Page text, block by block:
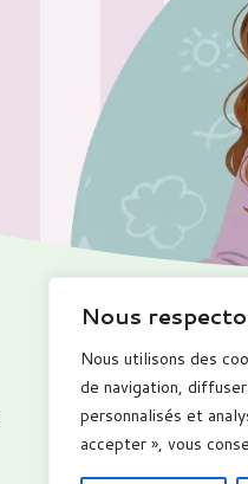
Nous
Nous utilisons des
de navigation,
personnalisés et
accepter », vous
Promotions
Calendriers
Carnets numérique
Tous les produits